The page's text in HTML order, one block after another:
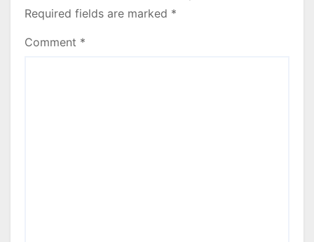
Required fields are marked *
Comment *